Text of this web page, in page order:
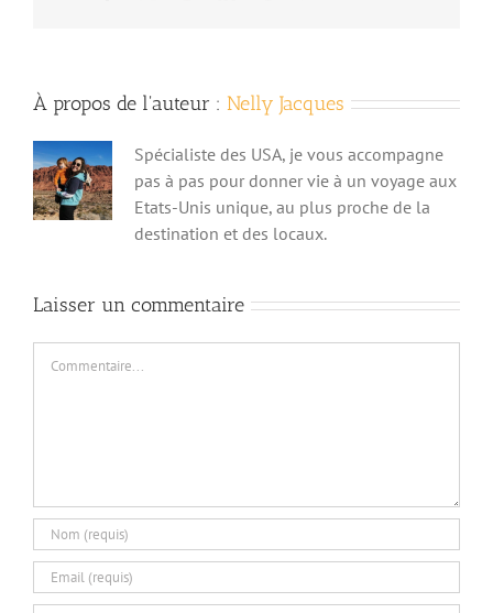
À propos de l'auteur : Nelly Jacques
Spécialiste des USA, je vous accompagne
pas à pas pour donner vie à un voyage aux
Etats-Unis unique, au plus proche de la
destination et des locaux.
Laisser un commentaire